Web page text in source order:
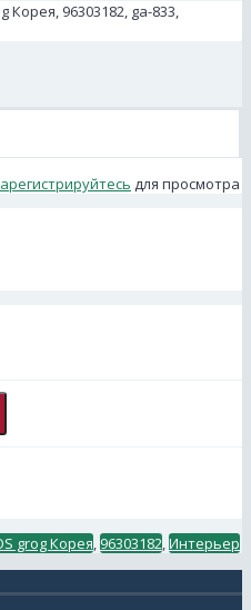
96303182, ga-833,
для просмотра
grog Корея 96303182 Интерьер